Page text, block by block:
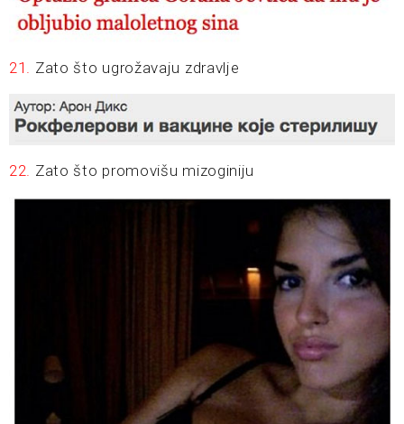
21. Zato što ugrožavaju zdravlje
22. Zato što promovišu mizoginiju